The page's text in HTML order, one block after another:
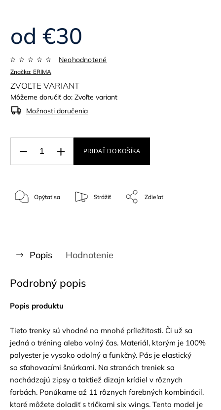
Značka: ERIMA
Neohodnotené
od €30
ZVOĽTE VARIANT
Môžeme doručiť do: Zvoľte variant
Možnosti doručenia
PRIDAŤ DO KOŠÍKA
Opýtať sa Strážiť Zdieľať
Popis Hodnotenie
Podrobný popis
Popis produktu
Tieto trenky sú vhodné na mnohé príležitosti. Či už sa
jedná o tréning alebo voľný čas. Materiál, ktorým je 100%
polyester je vysoko odolný a funkčný. Pás je elastický
so sťahovacími šnúrkami. Na stranách treniek sa
nachádzajú zipsy a taktiež dizajn krídiel v rôznych
farbách. Ponúkame až 11 rôznych farebných kombinácií,
ktoré môžete doladiť s tričkami six wings. Tento model je